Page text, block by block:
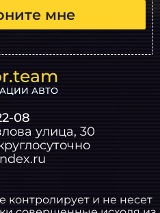
мне
АВТО
08
улица, 30
контролирует и не несет